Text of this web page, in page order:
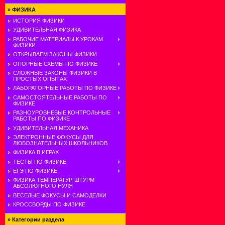
» ФИЗИКА
ИСТОРИЯ ФИЗИКИ
УДИВИТЕЛЬНАЯ ФИЗИКА
РАБОЧИЕ МАТЕРИАЛЫ К УРОКАМ
ФИЗИКИ
ОТКРЫВАЕМ ЗАКОНЫ ФИЗИКИ
ОПОРНЫЕ СХЕМЫ ПО ФИЗИКЕ
СЛОЖНЫЕ ЗАКОНЫ ФИЗИКИ В
ПРОСТЫХ ОПЫТАХ
ЛАБОРАТОРНЫЕ РАБОТЫ ПО ФИЗИКЕ
САМОСТОЯТЕЛЬНЫЕ РАБОТЫ ПО
ФИЗИКЕ
РАЗНОУРОВНЕВЫЕ КОНТРОЛЬНЫЕ
РАБОТЫ ПО ФИЗИКЕ
УДИВИТЕЛЬНАЯ МЕХАНИКА
ЭЛЕКТРОННЫЕ ФОКУСЫ ДЛЯ
ЛЮБОЗНАТЕЛЬНЫХ ШКОЛЬНИКОВ
ФИЗИКА В ИГРАХ
ТЕСТЫ ПО ФИЗИКЕ
ЕГЭ ПО ФИЗИКЕ
ФИЗИКА ТЕМПЕРАТУР. ШТУРМ
АБСОЛЮТНОГО НУЛЯ
ВЕСЕЛЫЕ ФОКУСЫ И САМОДЕЛКИ
КРОССВОРДЫ ПО ФИЗИКЕ
» Категории раздела